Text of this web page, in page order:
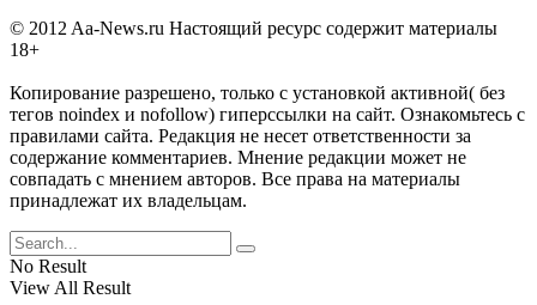
© 2012 Aa-News.ru Настоящий ресурс содержит материалы
18+
Копирование разрешено, только с установкой активной( без
тегов noindex и nofollow) гиперссылки на сайт. Ознакомьтесь с
правилами сайта. Редакция не несет ответственности за
содержание комментариев. Мнение редакции может не
совпадать с мнением авторов. Все права на материалы
принадлежат их владельцам.
No Result
View All Result